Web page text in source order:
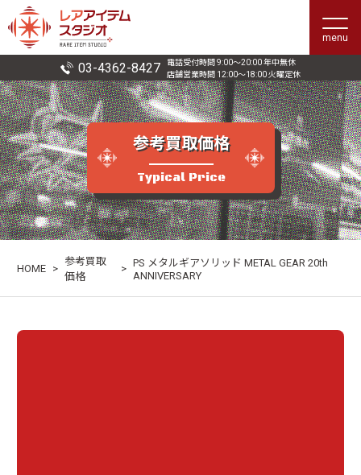
menu
03-4362-8427
電話受付時間 9:00〜20:00 年中無休
店舗営業時間 12:00〜18:00 火曜定休
参考買取価格
Typical Price
HOME >
参考買取
価格
> PS メタルギアソリッド METAL GEAR 20th
ANNIVERSARY